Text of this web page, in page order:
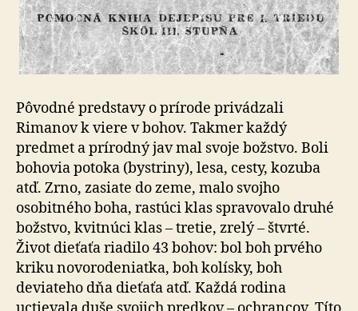
Pôvodné predstavy o prírode privádzali
Rimanov k viere v bohov. Takmer každý
predmet a prírodný jav mal svoje božstvo. Boli
bohovia potoka (bystriny), lesa, cesty, kozuba
atď. Zrno, zasiate do zeme, malo svojho
osobitného boha, rastúci klas spravovalo druhé
božstvo, kvitnúci klas – tretie, zrelý – štvrté.
Život dieťaťa riadilo 43 bohov: bol boh prvého
kriku novorodeniatka, boh kolísky, boh
deviateho dňa dieťaťa atď. Každá rodina